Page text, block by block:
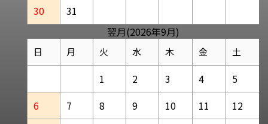
30
31
翌月(2026年9月)
日 月 火 水 木 金 土
1 2 3 4
5
6
7 8 9 10 11
12